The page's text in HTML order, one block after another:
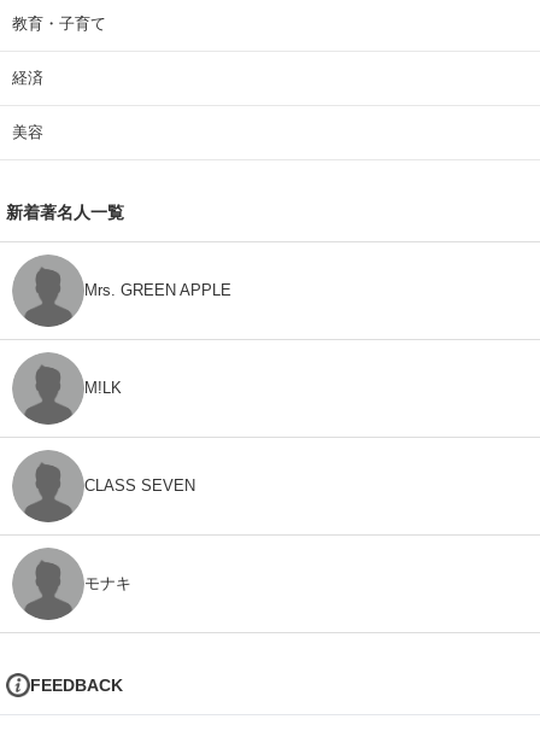
教育・子育て
経済
美容
新着著名人一覧
Mrs. GREEN APPLE
M!LK
CLASS SEVEN
モナキ
FEEDBACK